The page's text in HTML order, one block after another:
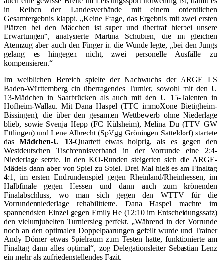
in Reihen der Landesverbände mit einem ordentlichen
Gesamtergebnis klappt. „Keine Frage, das Ergebnis mit zwei ersten
Plätzen bei den Mädchen ist super und übertraf hierbei unsere
Erwartungen“, analysierte Martina Schubien, die im gleichen
Atemzug aber auch den Finger in die Wunde legte, „bei den Jungs
gelang es hingegen nicht, zwei personelle Ausfälle zu
kompensieren.“
Im weiblichen Bereich spielte der Nachwuchs der ARGE LS
Baden-Württemberg ein überragendes Turnier, sowohl mit den U
13-Mädchen in Saarbrücken als auch mit den U 15-Talenten in
Hofheim-Wallau. Mit Dana Haspel (TTC immoXone Bietigheim-
Bissingen), die über den gesamten Wettbewerb ohne Niederlage
blieb, sowie Svenja Hepp (FC Külsheim), Melina Du (TTV GW
Ettlingen) und Lene Albrecht (SpVgg Gröningen-Satteldorf) startete
dasMädchen-U 13-Quartett etwas holprig, als es gegen den
Westdeutschen Tischtennisverband in der Vorrunde eine 2:4-
Niederlage setzte. In den KO-Runden steigerten sich die ARGE-
Mädels dann aber von Spiel zu Spiel. Drei Mal hieß es am Finaltag
4:1, im ersten Endrundenspiel gegen Rheinland/Rheinhessen, im
Halbfinale gegen Hessen und dann auch zum krönenden
Finalabschluss, wo man sich gegen den WTTV für die
Vorrundenniederlage rehabilitierte. Dana Haspel machte im
spannendsten Einzel gegen Emily He (12:10 im Entscheidungssatz)
den vielumjubelten Turniersieg perfekt. „Während in der Vorrunde
noch an den optimalen Doppelpaarungen gefeilt wurde und Trainer
Andy Dörner etwas Spielraum zum Testen hatte, funktionierte am
Finaltag dann alles optimal“, zog Delegationsleiter Sebastian Lenz
ein mehr als zufriedenstellendes Fazit.